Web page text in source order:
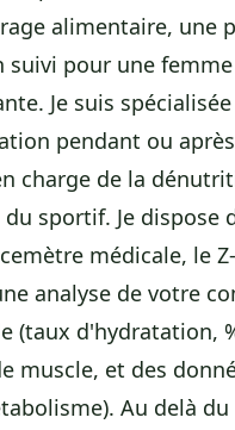
alimentaire, une
suivi pour une
Je suis
pendant ou
charge de la
sportif. Je dispose
médicale, le
analyse de votre
(taux d'hydratation,
muscle, et des
Au delà du